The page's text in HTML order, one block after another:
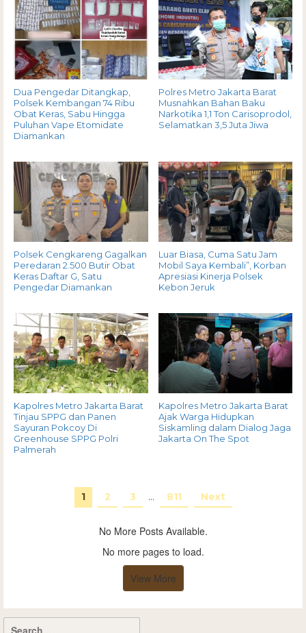
Dua Pengedar Ditangkap,
Polsek Kembangan 74 Ribu
Obat Keras, Sabu Hingga
Puluhan Vape Etomidate
Diamankan
Polres Metro Jakarta Barat
Musnahkan Bahan Baku
Narkotika 1,1 Ton Carisoprodol,
Selamatkan 3,5 Juta Jiwa
Polsek Cengkareng Gagalkan
Peredaran 2.500 Butir Obat
Keras Daftar G, Satu
Pengedar Diamankan
Luar Biasa, Cuma Satu Jam
Mobil Saya Kembali”, Korban
Apresiasi Kinerja Polsek
Kebon Jeruk
Kapolres Metro Jakarta Barat
Tinjau SPPG dan Panen
Sayuran Pokcoy Di
Greenhouse SPPG Polri
Palmerah
Kapolres Metro Jakarta Barat
Ajak Warga Hidupkan
Siskamling dalam Dialog Jaga
Jakarta On The Spot
1 2 3 … 811 Next
No More Posts Available.
No more pages to load.
View More